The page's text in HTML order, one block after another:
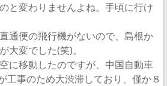
と変わりませんよね。手頃に行け
通便の飛行機がないので、島根か
大変でした(笑)。
に移動したのですが、中国自動車
工事のため大渋滞しており、僅か８